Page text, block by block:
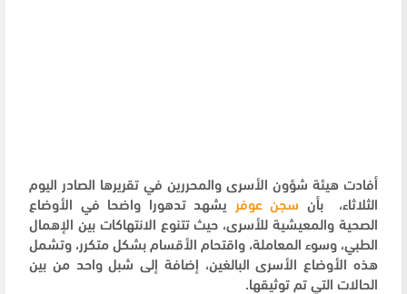
أفادت هيئة شؤون الأسرى والمحررين في تقريرها الصادر اليوم
الثلاثاء، بأن سجن عوفر يشهد تدهورا واضحا في الأوضاع
الصحية والمعيشية للأسرى، حيث تتنوع الانتهاكات بين الإهمال
الطبي، وسوء المعاملة، واقتحام الأقسام بشكل متكرر، وتشمل
هذه الأوضاع الأسرى البالغين، إضافة إلى شبل واحد من بين
الحالات التي تم توثيقها.